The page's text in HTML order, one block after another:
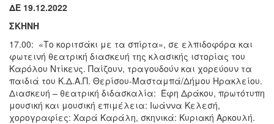
ΔΕ 19.12.2022
ΣΚΗΝΗ
17.00: «Το κοριτσάκι με τα σπίρτα», σε ελπιδοφόρα και
φωτεινή θεατρική διασκευή της κλασικής ιστορίας του
Καρόλου Ντίκενς. Παίζουν, τραγουδούν και χορεύουν τα
παιδιά του Κ.Δ.Α.Π. Θερίσου-Μασταμπά/Δήμου Ηρακλείου.
Διασκευή – θεατρική διδασκαλία: Έφη Δράκου, πρωτότυπη
μουσική και μουσική επιμέλεια: Ιωάννα Κελεσή,
χορογραφίες: Χαρά Καράλη, σκηνικά: Κυριακή Αρκουλή.